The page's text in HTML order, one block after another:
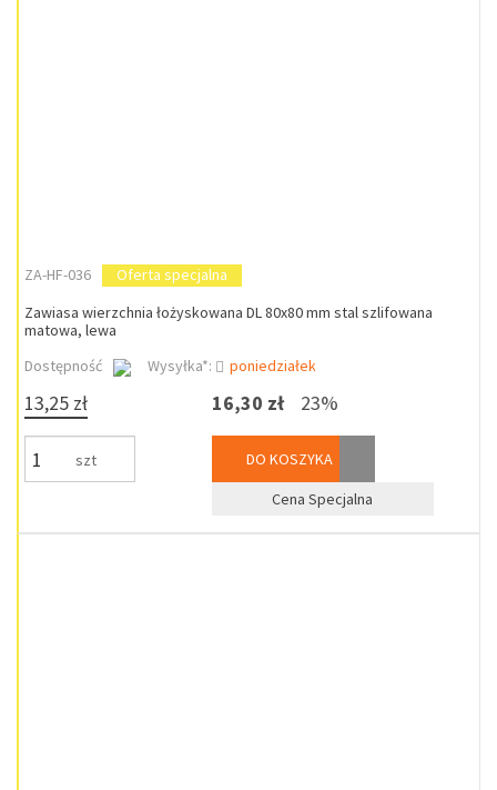
ZA-HF-036
Oferta specjalna
Zawiasa wierzchnia łożyskowana DL 80x80 mm stal szlifowana
matowa, lewa
Dostępność
Wysyłka*: poniedziałek
13,25 zł
szt
16,30 zł 23%
DO KOSZYKA
Cena Specjalna